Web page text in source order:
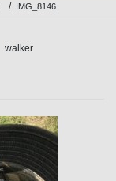
IMG_8146
walker